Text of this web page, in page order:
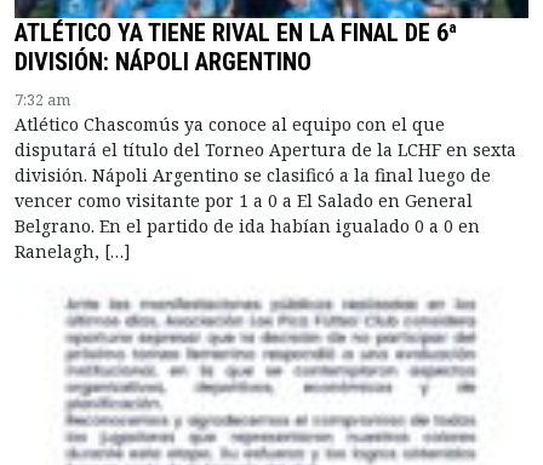
ATLÉTICO YA TIENE RIVAL EN LA FINAL DE 6ª
DIVISIÓN: NÁPOLI ARGENTINO
7:32 am
Atlético Chascomús ya conoce al equipo con el que
disputará el título del Torneo Apertura de la LCHF en sexta
división. Nápoli Argentino se clasificó a la final luego de
vencer como visitante por 1 a 0 a El Salado en General
Belgrano. En el partido de ida habían igualado 0 a 0 en
Ranelagh, […]